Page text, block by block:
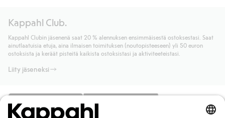
noutopisteeseen tai pakettiautomaattiin ja PostNordin
kotiinkuljetuksella 6,99 €, riippumatta ostosummasta.
Lue lisää
Lisätietoja Klarnan maksuehdoista
Lue lisää
Kappahl Club.
Kappahl Clubin jäsenenä saat 20 % alennuksen ensimmäisestä ostoksestasi. Saat
ainutlaatuisia etuja, aina ilmaisen toimituksen (noutopisteeseen) yli 50 euron
ostoksista ja keräät pisteitä kaikista ostoksistasi ja aktiviteeteistasi.
Liity jäseneksi